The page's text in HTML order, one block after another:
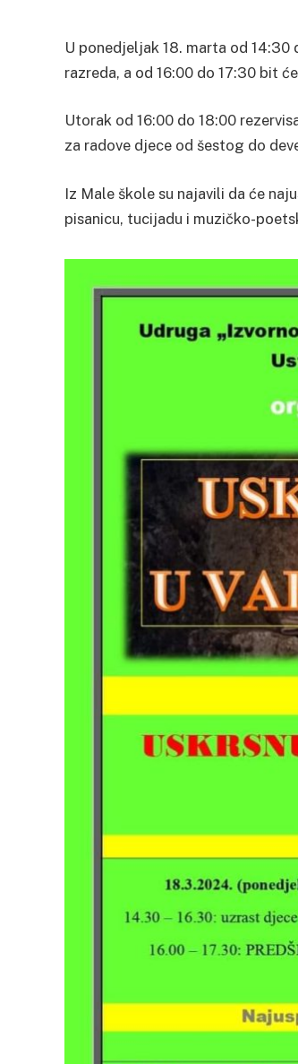
U ponedjeljak 18. marta od
razreda, a od 16:00 do 17:30 bit
Utorak od 16:00 do 18:00
za radove djece od šestog do
Iz Male škole su najavili da će
pisanicu, tucijadu i muzičko-